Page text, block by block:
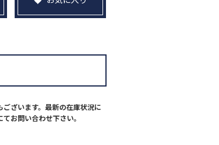
ざいます。最新の在庫状況に
お問い合わせ下さい。